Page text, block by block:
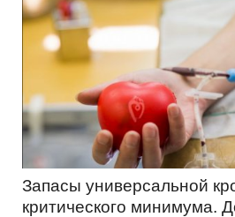
Запасы универсальной
критического минимума.